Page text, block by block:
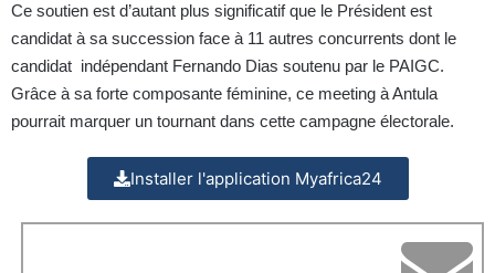
Ce soutien est d’autant plus significatif que le Président est
candidat à sa succession face à 11 autres concurrents dont le
candidat indépendant Fernando Dias soutenu par le PAIGC.
Grâce à sa forte composante féminine, ce meeting à Antula
pourrait marquer un tournant dans cette campagne électorale.
Installer l'application Myafrica24